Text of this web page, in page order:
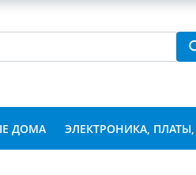
ДОМА ЭЛЕКТРОНИКА,